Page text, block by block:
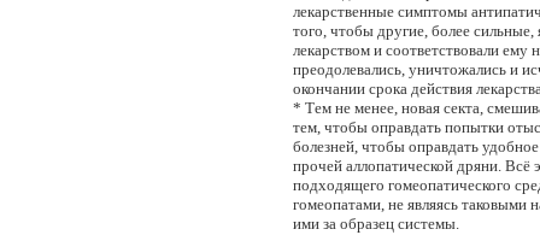
лекарственные симптомы
того, чтобы другие, более
лекарством и соответствовали
преодолевались, уничтожались и
окончании срока действия
* Тем не менее, новая секта,
тем, чтобы оправдать попытки
болезней, чтобы оправдать
прочей аллопатической дряни. Всё
подходящего гомеопатического
гомеопатами, не являясь таковыми
ими за образец системы.